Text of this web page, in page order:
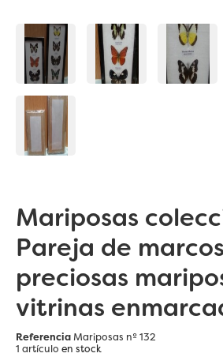
Mariposas
Pareja de
preciosas
vitrinas
ReferenciaMariposas nº 132
1 artículo en stock